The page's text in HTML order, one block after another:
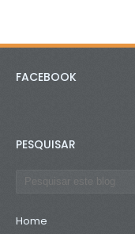
FACEBOOK
PESQUISAR
Home